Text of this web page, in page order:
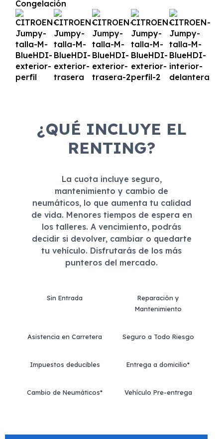
¿QUÉ INCLUYE EL
RENTING?
La cuota incluye seguro,
mantenimiento y cambio de
neumáticos, lo que aumenta tu calidad
de vida. Menores tiempos de espera en
los talleres. A vencimiento, podrás
decidir si devolver, cambiar o quedarte
tu vehículo. Disfrutarás de los más
punteros del mercado.
Sin Entrada
Reparación y
Mantenimiento
Asistencia en Carretera Seguro a Todo Riesgo
Impuestos deducibles Entrega a domicilio*
Cambio de Neumáticos* Vehículo Pre-entrega